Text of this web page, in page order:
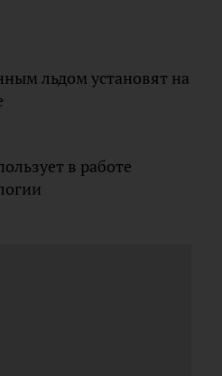
льдом установят на
в работе